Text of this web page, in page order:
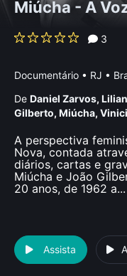
Miúcha - A
3
Documentário • RJ •
De Daniel Zarvos,
Gilberto, Miúcha,
A perspectiva
Nova, contada
diários, cartas e
Miúcha e João
20 anos, de 1962 a...
Assista